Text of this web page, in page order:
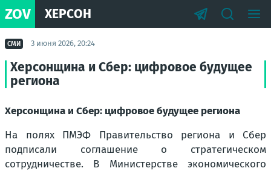
ZOV ХЕРСОН
СМИ 3 июня 2026, 20:24
Херсонщина и Сбер: цифровое будущее
региона
Херсонщина и Сбер: цифровое будущее региона
На полях ПМЭФ Правительство региона и Сбер
подписали соглашение о стратегическом
сотрудничестве. В Министерстве экономического